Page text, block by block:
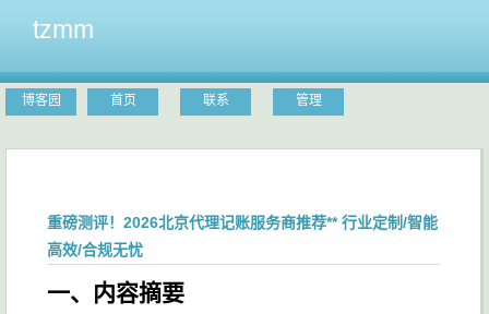
tzmm
博客园 首页 联系 管理
重磅测评！2026北京代理记账服务商推荐** 行业定制/智能
高效/合规无忧
一、内容摘要